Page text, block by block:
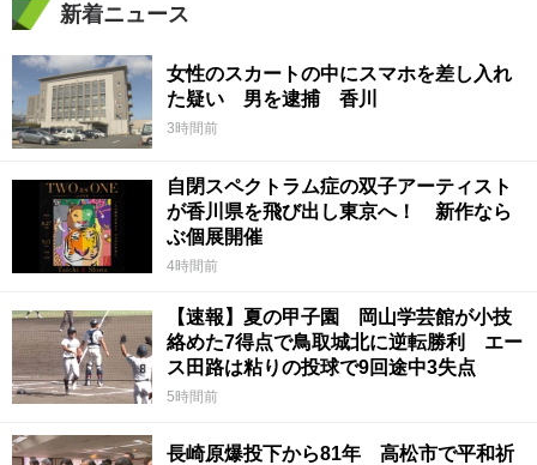
新着ニュース
女性のスカートの中にスマホを差し入れ
た疑い 男を逮捕 香川
3時間前
自閉スペクトラム症の双子アーティスト
が香川県を飛び出し東京へ！ 新作なら
ぶ個展開催
4時間前
【速報】夏の甲子園 岡山学芸館が小技
絡めた7得点で鳥取城北に逆転勝利 エー
ス田路は粘りの投球で9回途中3失点
5時間前
長崎原爆投下から81年 高松市で平和祈